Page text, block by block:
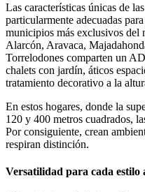
Las características únicas de las
particularmente adecuadas
municipios más exclusivos del
Alarcón, Aravaca,
Torrelodones comparten un
chalets con jardín, áticos
tratamiento decorativo a la
En estos hogares, donde la
120 y 400 metros cuadrados,
Por consiguiente, crean
respiran distinción.
Versatilidad para cada estilo